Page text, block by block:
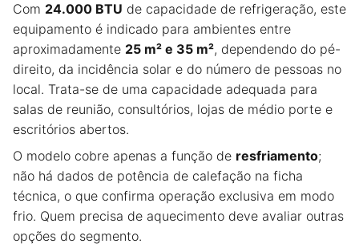
Com 24.000 BTU de capacidade de refrigeração, este
equipamento é indicado para ambientes entre
aproximadamente 25 m² e 35 m², dependendo do pé-
direito, da incidência solar e do número de pessoas no
local. Trata-se de uma capacidade adequada para
salas de reunião, consultórios, lojas de médio porte e
escritórios abertos.
O modelo cobre apenas a função de resfriamento;
não há dados de potência de calefação na ficha
técnica, o que confirma operação exclusiva em modo
frio. Quem precisa de aquecimento deve avaliar outras
opções do segmento.